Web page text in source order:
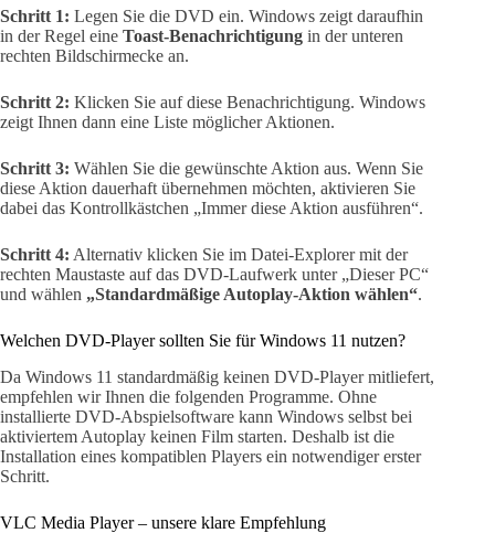
Schritt 1: Legen Sie die DVD ein. Windows zeigt daraufhin
in der Regel eine Toast-Benachrichtigung in der unteren
rechten Bildschirmecke an.
Schritt 2: Klicken Sie auf diese Benachrichtigung. Windows
zeigt Ihnen dann eine Liste möglicher Aktionen.
Schritt 3: Wählen Sie die gewünschte Aktion aus. Wenn Sie
diese Aktion dauerhaft übernehmen möchten, aktivieren Sie
dabei das Kontrollkästchen „Immer diese Aktion ausführen“.
Schritt 4: Alternativ klicken Sie im Datei-Explorer mit der
rechten Maustaste auf das DVD-Laufwerk unter „Dieser PC“
und wählen „Standardmäßige Autoplay-Aktion wählen“.
Welchen DVD-Player sollten Sie für Windows 11 nutzen?
Da Windows 11 standardmäßig keinen DVD-Player mitliefert,
empfehlen wir Ihnen die folgenden Programme. Ohne
installierte DVD-Abspielsoftware kann Windows selbst bei
aktiviertem Autoplay keinen Film starten. Deshalb ist die
Installation eines kompatiblen Players ein notwendiger erster
Schritt.
VLC Media Player – unsere klare Empfehlung